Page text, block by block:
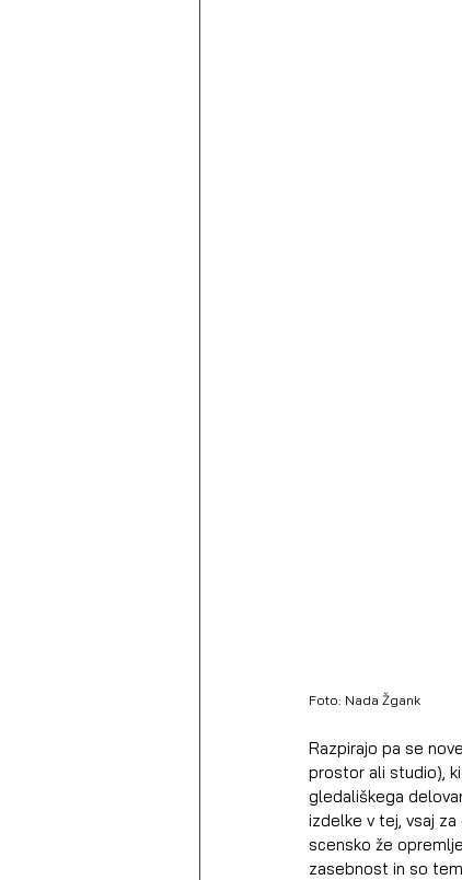
Foto: Nada Žgank
Razpirajo pa se
prostor ali studio),
gledališkega
izdelke v tej, vsaj
scensko že
zasebnost in so